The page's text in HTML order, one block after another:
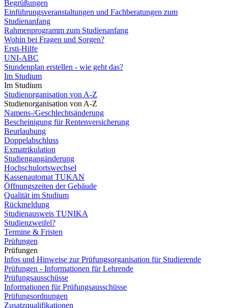
Begrüßungen
Einführungsveranstaltungen und Fachberatungen zum
Studienanfang
Rahmenprogramm zum Studienanfang
Wohin bei Fragen und Sorgen?
Ersti-Hilfe
UNI-ABC
Stundenplan erstellen - wie geht das?
Im Studium
Im Studium
Studienorganisation von A-Z
Studienorganisation von A-Z
Namens-/Geschlechtsänderung
Bescheinigung für Rentenversicherung
Beurlaubung
Doppelabschluss
Exmatrikulation
Studiengangänderung
Hochschulortswechsel
Kassenautomat TUKAN
Öffnungszeiten der Gebäude
Qualität im Studium
Rückmeldung
Studienausweis TUNIKA
Studienzweifel?
Termine & Fristen
Prüfungen
Prüfungen
Infos und Hinweise zur Prüfungsorganisation für Studierende
Prüfungen - Informationen für Lehrende
Prüfungsausschüsse
Informationen für Prüfungsausschüsse
Prüfungsordnungen
Zusatzqualifikationen